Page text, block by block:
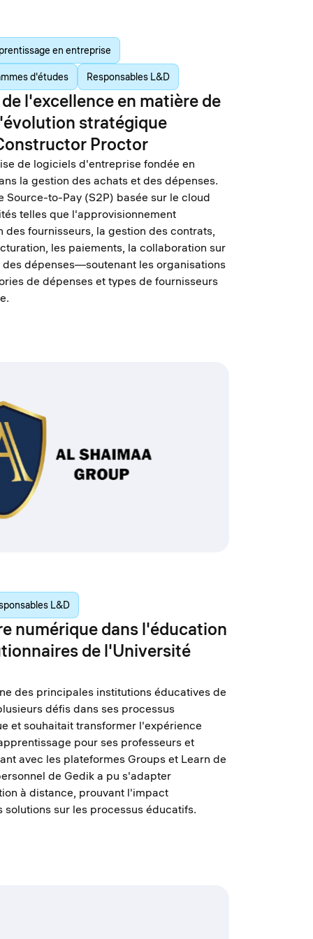
en entreprise
d'études Responsables L&D
l'excellence en matière de
stratégique
Proctor
de logiciels d'entreprise fondée en
la gestion des achats et des dépenses.
Source-to-Pay (S2P) basée sur le cloud
telles que l'approvisionnement
des fournisseurs, la gestion des contrats,
les paiements, la collaboration sur
des dépenses—soutenant les organisations
de dépenses et types de fournisseurs
L&D
numérique dans l'éducation
de l'Université
des principales institutions éducatives de
défis dans ses processus
et souhaitait transformer l'expérience
pour ses professeurs et
avec les plateformes Groups et Learn de
de Gedik a pu s'adapter
à distance, prouvant l'impact
sur les processus éducatifs.